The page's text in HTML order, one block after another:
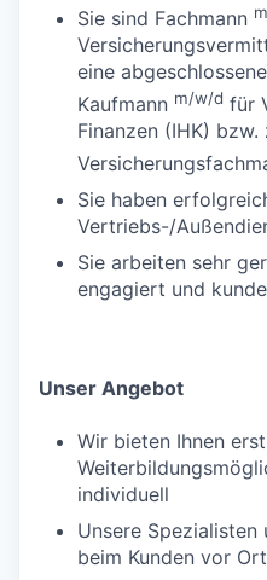
Sie sind Fachmann
eine
Kaufmann m/w/d für
Finanzen (IHK) bzw.
Sie haben
Vertriebs-/
Sie arbeiten sehr
engagiert und
Unser Angebot
Wir bieten Ihnen
individuell
Unsere
beim Kunden vor